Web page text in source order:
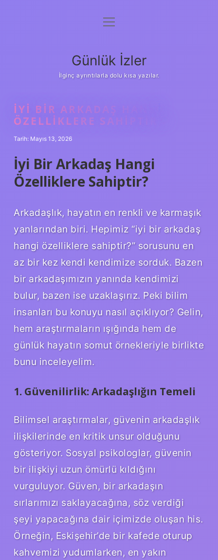
Anasayfa
Yasal Uyarı
menüyü
Günlük İzler
İlginç ayrıntılarla dolu kısa yazılar.
İYI BIR ARKADAŞ HANGI
ÖZELLIKLERE SAHIPTIR ?
Tarih: Mayıs 13, 2026
İyi Bir Arkadaş Hangi
Özelliklere Sahiptir?
Arkadaşlık, hayatın en renkli ve karmaşık
yanlarından biri. Hepimiz “iyi bir arkadaş
hangi özelliklere sahiptir?” sorusunu en
az bir kez kendi kendimize sorduk. Bazen
bir arkadaşımızın yanında kendimizi
bulur, bazen ise uzaklaşırız. Peki bilim
insanları bu konuyu nasıl açıklıyor? Gelin,
hem araştırmaların ışığında hem de
günlük hayatın somut örnekleriyle birlikte
bunu inceleyelim.
1. Güvenilirlik: Arkadaşlığın Temeli
Bilimsel araştırmalar, güvenin arkadaşlık
ilişkilerinde en kritik unsur olduğunu
gösteriyor. Sosyal psikologlar, güvenin
bir ilişkiyi uzun ömürlü kıldığını
vurguluyor. Güven, bir arkadaşın
sırlarımızı saklayacağına, söz verdiği
şeyi yapacağına dair içimizde oluşan his.
Örneğin, Eskişehir’de bir kafede oturup
kahvemizi yudumlarken, en yakın